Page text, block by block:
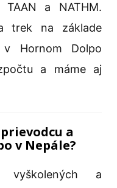
a NATHM.
trek na základe
v Hornom Dolpo
a máme aj
a
v Nepále?
vyškolených a